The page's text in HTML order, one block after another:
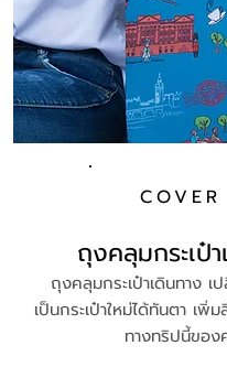
COVER
ถุงคลุมกระเป๋
ถุงคลุมกระเป๋าเดินทาง เป
เป็นกระเป๋าใหม่ได้ทันตา เพิ่
ทางทริปนี้ขอ